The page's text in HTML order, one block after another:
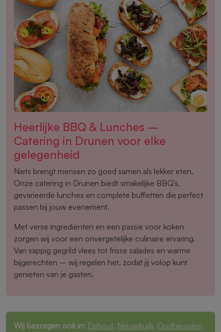
Heerlijke BBQ & Lunches –
Catering in Drunen voor elke
gelegenheid
Niets brengt mensen zo goed samen als lekker eten.
Onze catering in Drunen biedt smakelijke BBQ’s,
gevarieerde lunches en complete buffetten die perfect
passen bij jouw evenement.
Met verse ingrediënten en een passie voor koken
zorgen wij voor een onvergetelijke culinaire ervaring.
Van sappig gegrild vlees tot frisse salades en warme
bijgerechten – wij regelen het, zodat jij volop kunt
genieten van je gasten.
Wij bezorgen ook in: Elshout, Nieuwkuijk, Oudheusden